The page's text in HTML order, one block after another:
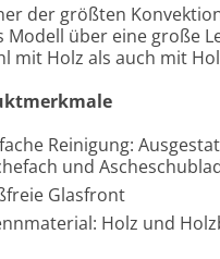
der größten
Modell über eine große
mit Holz als auch mit
Reinigung:
und
Glasfront
Holz und